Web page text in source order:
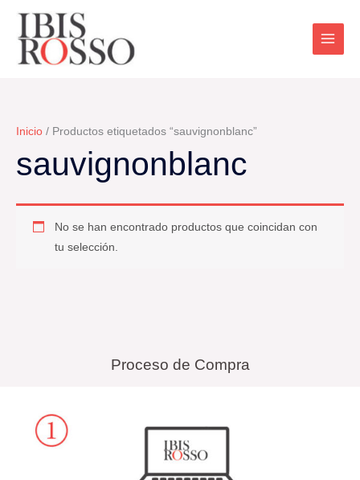
contenido
Inicio / Productos etiquetados “sauvignonblanc”
sauvignonblanc
No se han encontrado productos que coincidan con
tu selección.
Proceso de Compra